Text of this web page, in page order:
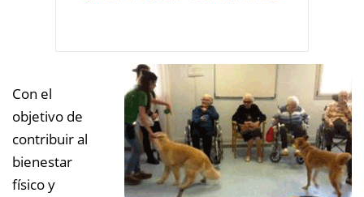
Con el
objetivo de
contribuir al
bienestar
físico y